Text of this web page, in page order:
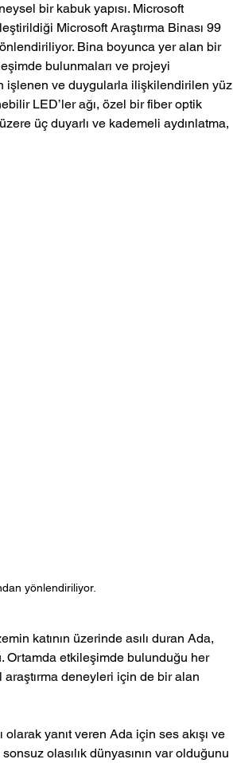
bir kabuk yapısı. Microsoft
Microsoft Araştırma Binası 99
Bina boyunca yer alan bir
bulunmaları ve projeyi
işlenen ve duygularla ilişkilendirilen yüz
LED’ler ağı, özel bir fiber optik
üç duyarlı ve kademeli aydınlatma,
yönlendiriliyor.
katının üzerinde asılı duran Ada,
Ortamda etkileşimde bulunduğu her
deneyleri için de bir alan
yanıt veren Ada için ses akışı ve
olasılık dünyasının var olduğunu